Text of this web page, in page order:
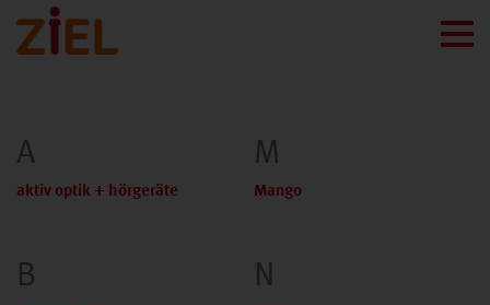
A
aktiv optik + hörgeräte
B
M
Mango
N